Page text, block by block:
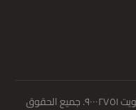
© حقوق النشر شراء اثاث مستعمل بالكويت ٩٠٠٠٢٧٥١. جميع الحقوق